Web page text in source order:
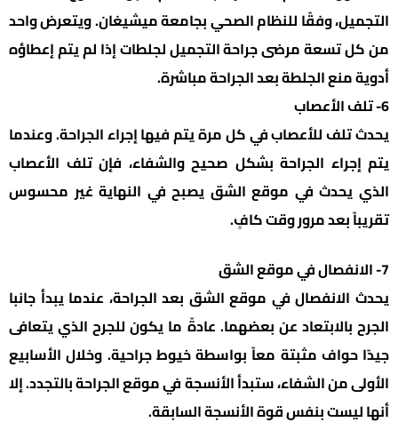
التجميل، وفقًا للنظام الصحي بجامعة ميشيغان. ويتعرض واحد
من كل تسعة مرضى جراحة التجميل لجلطات إذا لم يتم إعطاؤه
أدوية منع الجلطة بعد الجراحة مباشرة.
يحدث تلف للأعصاب في كل مرة يتم فيها إجراء الجراحة. وعندما
يتم إجراء الجراحة بشكل صحيح والشفاء، فإن تلف الأعصاب
الذي يحدث في موقع الشق يصبح في النهاية غير محسوس
تقريباً بعد مرور وقت كافٍ.
يحدث الانفصال في موقع الشق بعد الجراحة، عندما يبدأ جانبا
الجرح بالابتعاد عن بعضهما. عادةً ما يكون للجرح الذي يتعافى
جيدًا حواف مثبتة معاً بواسطة خيوط جراحية. وخلال الأسابيع
الأولى من الشفاء، ستبدأ الأنسجة في موقع الجراحة بالتجدد. إلا
أنها ليست بنفس قوة الأنسجة السابقة.